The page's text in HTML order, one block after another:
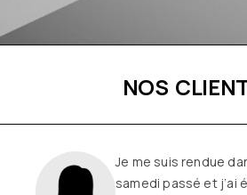
NOS
Je me suis rendue
samedi passé et j’ai